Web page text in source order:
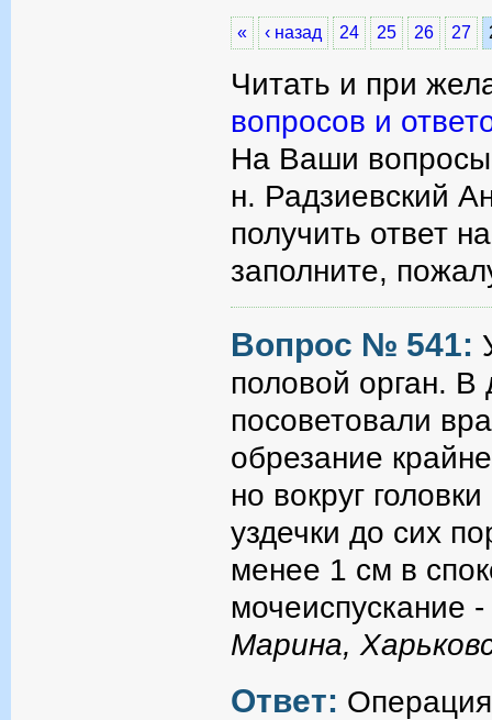
« ‹ назад 24 25 26 27
Читать и при
вопросов и
На Ваши вопросы
н. Радзиевский
получить ответ
заполните,
Вопрос № 541:
половой орган.
посоветовали
обрезание
но вокруг
уздечки до сих
менее 1 см в
мочеиспускание
Марина,
Ответ: